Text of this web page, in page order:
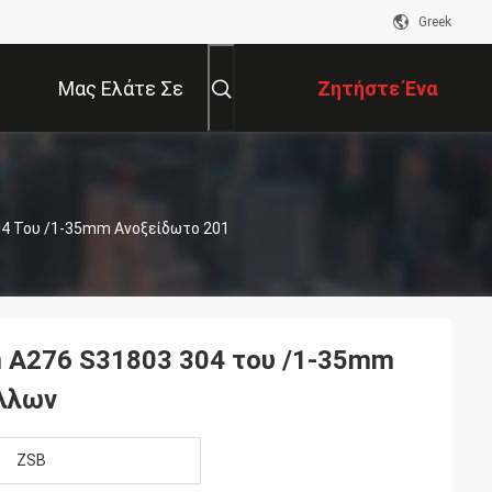
Greek
Μας Ελάτε Σε Ζητήστε Ένα
Απόσπασμα
Του /1-35mm Ανοξείδωτο 201
S31803 304 του /1-35mm
ZSB